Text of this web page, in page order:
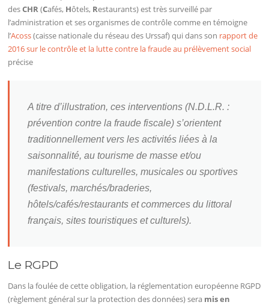
desCHR(Cafés, Hôtels, Restaurants) est très surveillé par
l’administration et ses organismes de contrôle comme en témoigne
l’Acoss(caisse nationale du réseau des Urssaf) qui dans son rapport de
2016 sur le contrôle et la lutte contre la fraude au prélèvement social
précise
A titre d’illustration, ces interventions (N.D.L.R. :
prévention contre la fraude fiscale) s’orientent
traditionnellement vers les activités liées à la
saisonnalité, au tourisme de masse et/ou
manifestations culturelles, musicales ou sportives
(festivals, marchés/braderies,
hôtels/cafés/restaurants et commerces du littoral
français, sites touristiques et culturels).
Le RGPD
Dans la foulée de cette obligation, la réglementation européenne RGPD
(règlement général sur la protection des données) sera mis en